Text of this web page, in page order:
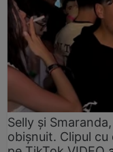
Selly și
obișnuit. Clipul